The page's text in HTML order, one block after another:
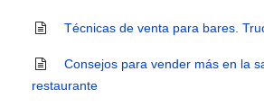
Técnicas de venta para bares.
Consejos para vender más en la
restaurante